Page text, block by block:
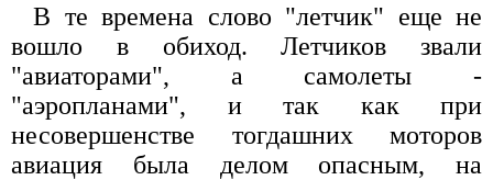
В те времена слово "летчик" еще не
вошло в обиход. Летчиков звали
"авиаторами", а самолеты -
"аэропланами", и так как при
несовершенстве тогдашних моторов
авиация была делом опасным, на